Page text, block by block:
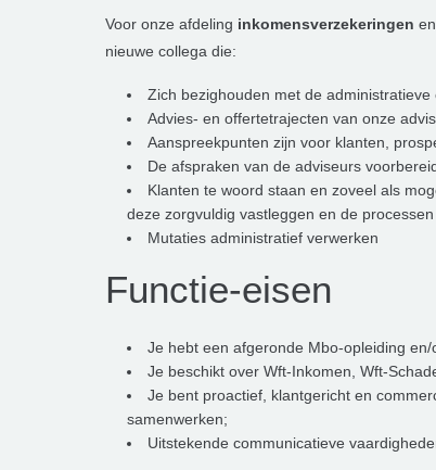
Voor onze afdeling inkomensverzekeringen en
nieuwe collega die:
Zich bezighouden met de administratieve
Advies- en offertetrajecten van onze
Aanspreekpunten zijn voor klanten,
De afspraken van de adviseurs
Klanten te woord staan en zoveel als
deze zorgvuldig vastleggen en de
Mutaties administratief verwerken
Functie-eisen
Je hebt een afgeronde Mbo-opleiding
Je beschikt over Wft-Inkomen, Wft-
Je bent proactief, klantgericht en
samenwerken;
Uitstekende communicatieve